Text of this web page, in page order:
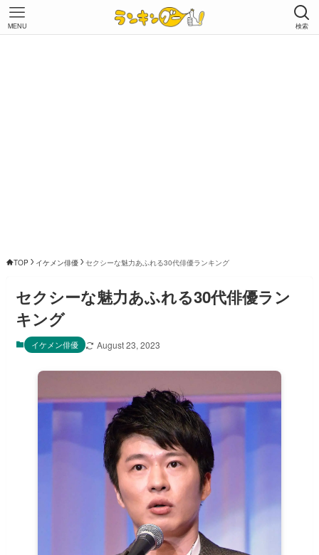
検索
MENU
TOP イケメン俳優 セクシーな魅力あふれる30代俳優ランキング
セクシーな魅力あふれる30代俳優ラン
キング
イケメン俳優 August 23, 2023